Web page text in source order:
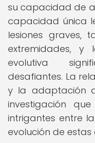
su capacidad de
capacidad única
lesiones graves,
extremidades, y
evolutiva
desafiantes. La
y la adaptación
investigación
intrigantes entre
evolución de estas